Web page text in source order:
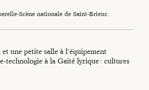
Scène nationale de Saint-Brieuc.
une petite salle à l’équipement
technologie à la Gaité lyrique : cultures